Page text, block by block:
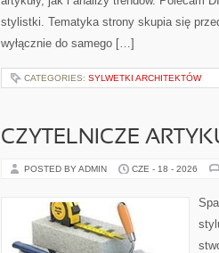
stylistki. Tematyka strony skupia się
wyłącznie do samego […]
CATEGORIES: SYLWETKI ARCHITEKTÓW
CZYTELNICZE
POSTED BY ADMIN CZE - 18 - 2026